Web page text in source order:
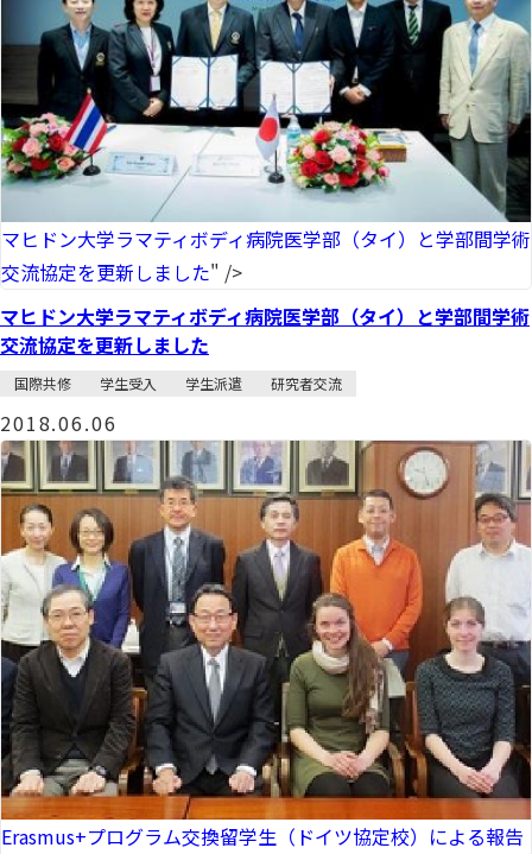
マヒドン大学ラマティボディ病院医学部（タイ）と学部間学術
交流協定を更新しました" />
マヒドン大学ラマティボディ病院医学部（タイ）と学部間学術
交流協定を更新しました
国際共修 学生受入 学生派遣 研究者交流
2018.06.06
Erasmus+プログラム交換留学生（ドイツ協定校）による報告